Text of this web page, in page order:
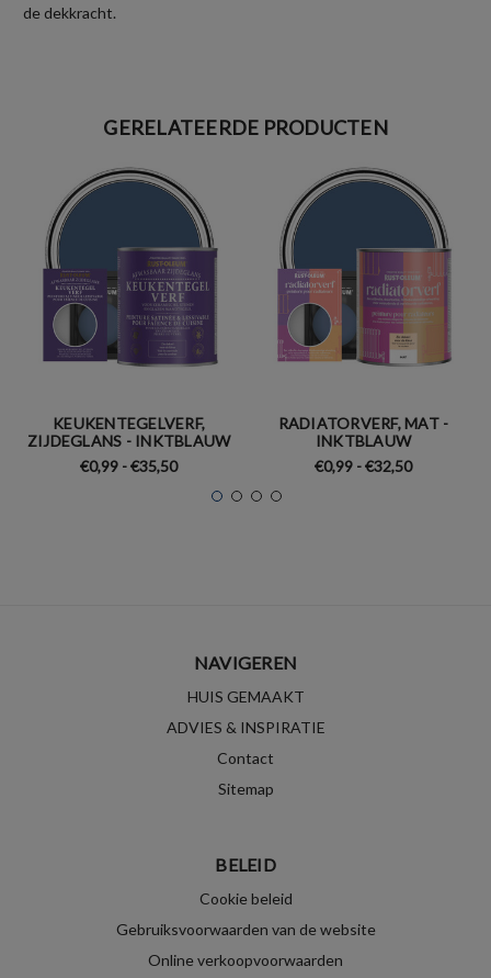
de dekkracht.
GERELATEERDE PRODUCTEN
KEUKENTEGELVERF,
ZIJDEGLANS - INKTBLAUW
€0,99 - €35,50
RADIATORVERF, MAT -
INKTBLAUW
€0,99 - €32,50
NAVIGEREN
HUIS GEMAAKT
ADVIES & INSPIRATIE
Contact
Sitemap
BELEID
Cookie beleid
Gebruiksvoorwaarden van de website
Online verkoopvoorwaarden